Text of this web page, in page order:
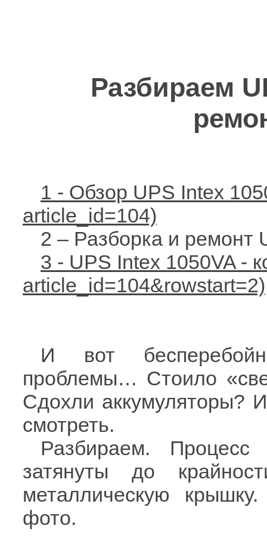
Разбираем
1 - Обзор UPS Intex
2 – Разборка и ремонт
3 - UPS Intex 1050VA -
И вот
проблемы… Стоило
Сдохли аккумуляторы?
смотреть.
Разбираем.
затянуты до
металлическую
фото.